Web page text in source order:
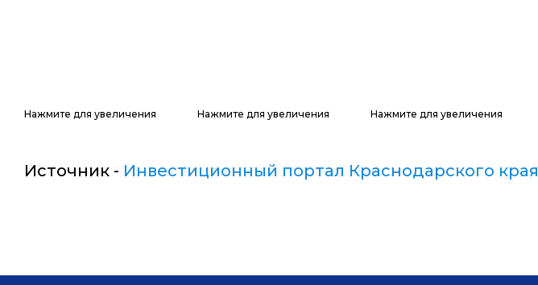
Нажмите для увеличения Нажмите для увеличения Нажмите для увеличения
Источник - Инвестиционный портал Краснодарского края